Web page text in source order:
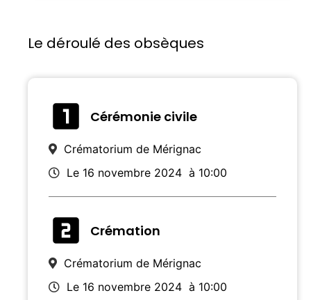
Le déroulé des obsèques
Cérémonie civile
Crématorium de Mérignac
Le 16 novembre 2024 à 10:00
Crémation
Crématorium de Mérignac
Le 16 novembre 2024 à 10:00